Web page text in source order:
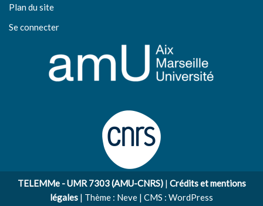
Plan du site
Se connecter
TELEMMe - UMR 7303 (AMU-CNRS)| Crédits et mentions
légales | Thème : Neve | CMS : WordPress